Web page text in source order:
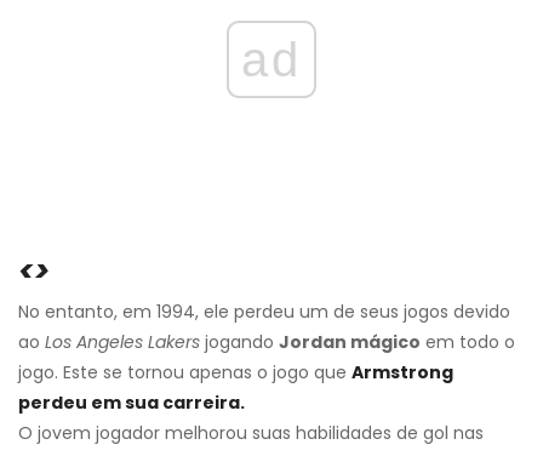
ad
<>
No entanto, em 1994, ele perdeu um de seus jogos devido
ao Los Angeles Lakers jogando Jordan mágico em todo o
jogo. Este se tornou apenas o jogo que Armstrong
perdeu em sua carreira.
O jovem jogador melhorou suas habilidades de gol nas